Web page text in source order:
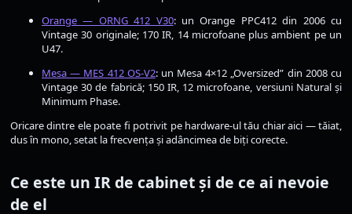
Orange — ORNG 412 V30: un Orange PPC412 din 2006 cu
Vintage 30 originale; 170 IR, 14 microfoane plus ambient pe un
U47.
Mesa — MES 412 OS-V2: un Mesa 4×12 „Oversized” din 2008 cu
Vintage 30 de fabrică; 150 IR, 12 microfoane, versiuni Natural și
Minimum Phase.
Oricare dintre ele poate fi potrivit pe hardware-ul tău chiar aici — tăiat,
dus în mono, setat la frecvența și adâncimea de biți corecte.
Ce este un IR de cabinet și de ce ai nevoie
de el